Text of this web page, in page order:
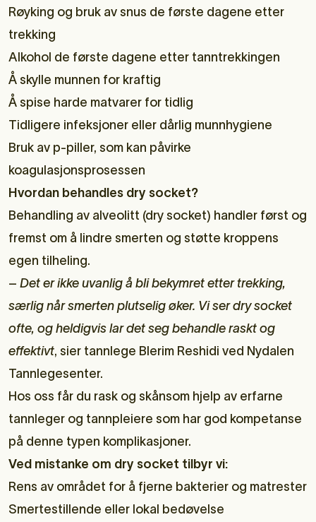
Røyking og bruk av snus de første dagene etter
trekking
Alkohol de første dagene etter tanntrekkingen
Å skylle munnen for kraftig
Å spise harde matvarer for tidlig
Tidligere infeksjoner eller dårlig munnhygiene
Bruk av p-piller, som kan påvirke
koagulasjonsprosessen
Hvordan behandles dry socket?
Behandling av alveolitt (dry socket) handler først og
fremst om å lindre smerten og støtte kroppens
egen tilheling.
– Det er ikke uvanlig å bli bekymret etter trekking,
særlig når smerten plutselig øker. Vi ser dry socket
ofte, og heldigvis lar det seg behandle raskt og
effektivt, sier tannlege Blerim Reshidi ved Nydalen
Tannlegesenter.
Hos oss får du rask og skånsom hjelp av erfarne
tannleger og tannpleiere som har god kompetanse
på denne typen komplikasjoner.
Ved mistanke om dry socket tilbyr vi:
Rens av området for å fjerne bakterier og matrester
Smertestillende eller lokal bedøvelse